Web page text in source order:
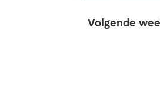
Volgende